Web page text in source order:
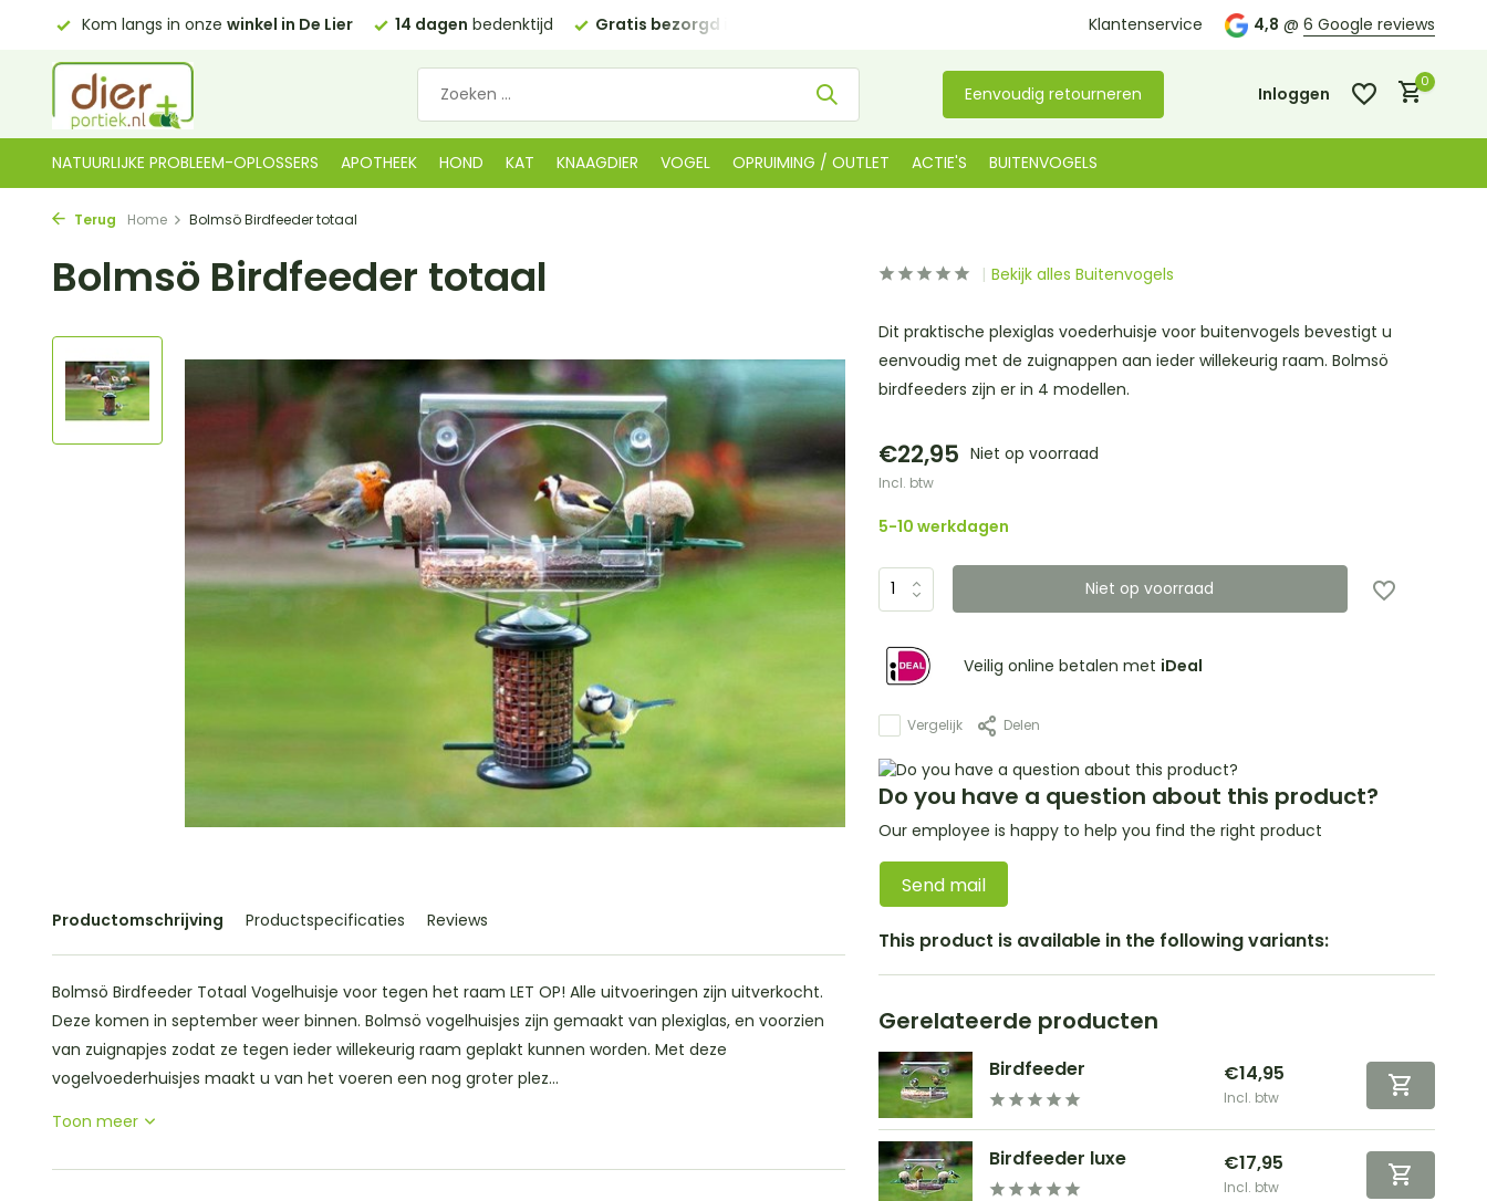
Kom langs in onze winkel in De Lier 14 dagen bedenktijd Gratis bezorgd in NL Kom langs in onzewinkel in De Lier
Klantenservice 4,8 @ 6 Google reviews
Eenvoudig retourneren Inloggen
0
NATUURLIJKE PROBLEEM-OPLOSSERS APOTHEEK HOND KAT KNAAGDIER VOGEL OPRUIMING / OUTLET ACTIE'S BUITENVOGELS
Terug Home Bolmsö Birdfeeder totaal
Bolmsö Birdfeeder totaal
Productomschrijving Productspecificaties Reviews
Bolmsö Birdfeeder Totaal Vogelhuisje voor tegen het raam LET OP! Alle uitvoeringen zijn uitverkocht.
Deze komen in september weer binnen. Bolmsö vogelhuisjes zijn gemaakt van plexiglas, en voorzien
van zuignapjes zodat ze tegen ieder willekeurig raam geplakt kunnen worden. Met deze
vogelvoederhuisjes maakt u van het voeren een nog groter plez...
Toon meer
Bekijk alles Buitenvogels
Dit praktische plexiglas voederhuisje voor buitenvogels bevestigt u
eenvoudig met de zuignappen aan ieder willekeurig raam. Bolmsö
birdfeeders zijn er in 4 modellen.
€22,95 Niet op voorraad
Incl. btw
5-10 werkdagen
Niet op voorraad
Veilig online betalen met iDeal
Vergelijk Delen
Do you have a question about this product?
Our employee is happy to help you find the right product
Send mail
This product is available in the following variants:
Gerelateerde producten
Birdfeeder €14,95
Incl. btw
Birdfeeder luxe €17,95
Incl. btw